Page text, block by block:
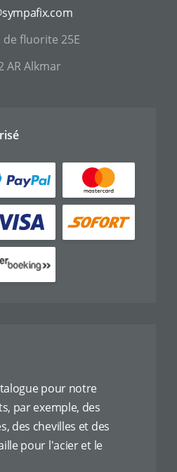
de fluorite 25E
AR Alkmar
pour notre
par exemple, des
des chevilles et des
pour l'acier et le